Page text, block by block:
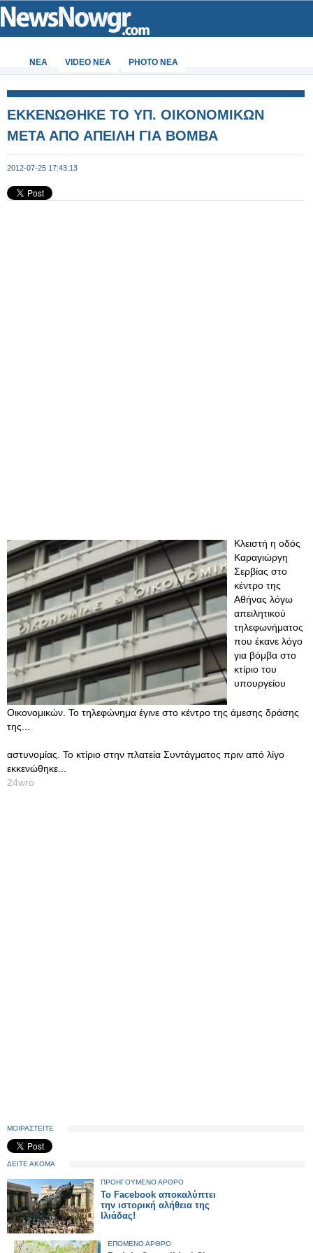
ΝΕΑ VIDEO NEA PHOTO NEA
ΕΚΚΕΝΩΘΗΚΕ ΤΟ ΥΠ. ΟΙΚΟΝΟΜΙΚΩΝ
ΜΕΤΑ ΑΠΟ ΑΠΕΙΛΗ ΓΙΑ ΒΟΜΒΑ
2012-07-25 17:43:13
Κλειστή η οδός
Καραγιώργη
Σερβίας στο
κέντρο της
Αθήνας λόγω
απειλητικού
τηλεφωνήματος
που έκανε λόγο
για βόμβα στο
κτίριο του
υπουργείου
Οικονομικών. Το τηλεφώνημα έγινε στο κέντρο της άμεσης δράσης
της...
αστυνομίας. Το κτίριο στην πλατεία Συντάγματος πριν από λίγο
εκκενώθηκε...
24wro
ΜΟΙΡΑΣΤΕΙΤΕ
ΔΕΙΤΕ ΑΚΟΜΑ
ΠΡΟΗΓΟΥΜΕΝΟ ΑΡΘΡΟ
To Facebook αποκαλύπτει
την ιστορική αλήθεια της
Ιλιάδας!
ΕΠΟΜΕΝΟ ΑΡΘΡΟ